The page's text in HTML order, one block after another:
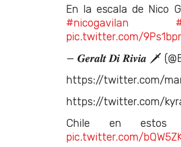
En la escala de Nico
#nicogavilan
pic.twitter.com/
— 𝑮𝒆𝒓𝒂𝒍𝒕 𝑫𝒊 𝑹𝒊𝒗𝒊𝒂 🗡
https://twitter.com/
https://twitter.com/
Chile en estos
pic.twitter.com/